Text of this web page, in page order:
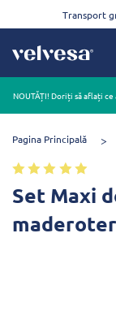
Transport
NOUTĂȚI! Doriți să aflați
Pagina Principală
Set Maxi